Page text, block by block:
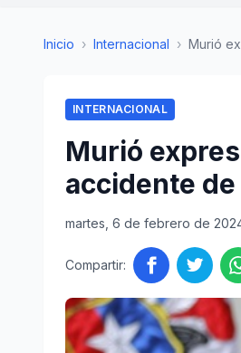
Inicio › Internacional › Murió
INTERNACIONAL
Murió
accidente
martes, 6 de febrero de
Compartir: